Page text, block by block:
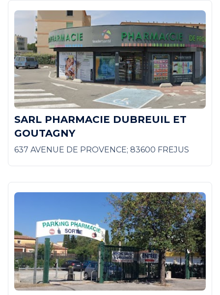
SARL PHARMACIE DUBREUIL ET
GOUTAGNY
637 AVENUE DE PROVENCE; 83600 FREJUS